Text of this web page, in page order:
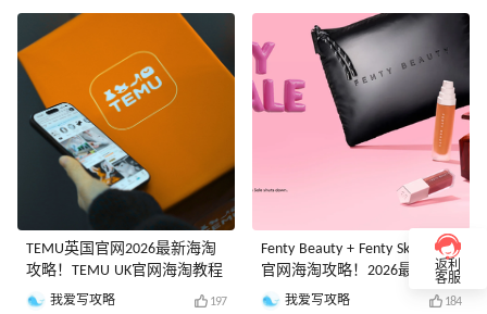
TEMU英国官网2026最新海淘
攻略！TEMU UK官网海淘教程
我爱写攻略 197
Fenty Beauty + Fenty Skin美国
官网海淘攻略！2026最新
Fenty Beauty美国官网海淘教
我爱写攻略 184
返利
客服